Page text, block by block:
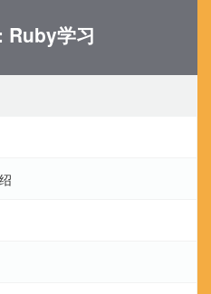
Ruby学习